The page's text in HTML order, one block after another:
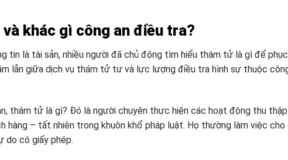
khác gì công an điều tra?
tin là tài sản, nhiều người đã chủ động tìm hiểu thám tử là gì để phục
lẫn giữa dịch vụ thám tử tư và lực lượng điều tra hình sự thuộc
thám tử là gì? Đó là người chuyên thực hiện các hoạt động thu
hàng – tất nhiên trong khuôn khổ pháp luật. Họ thường làm việc
do có giấy phép.